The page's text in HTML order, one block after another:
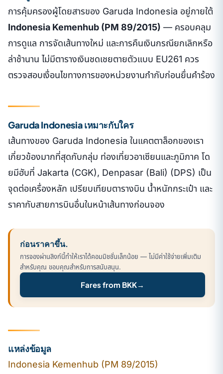
การคุ้มครองผู้โดยสารของ Garuda Indonesia อยู่ภายใต้
Indonesia Kemenhub (PM 89/2015) — ครอบคลุม
การดูแล การจัดเส้นทางใหม่ และการคืนเงินกรณียกเลิกหรือ
ล่าช้านาน ไม่มีตารางเงินชดเชยตายตัวแบบ EU261 ควร
ตรวจสอบเงื่อนไขทางการของหน่วยงานกำกับก่อนยื่นคำร้อง
Garuda Indonesia เหมาะกับใคร
เส้นทางของ Garuda Indonesia ในแคตตาล็อกของเรา
เกี่ยวข้องมากที่สุดกับกลุ่ม ท่องเที่ยวอาเซียนและภูมิภาค โด
ยมีฮับที่ Jakarta (CGK), Denpasar (Bali) (DPS) เป็น
จุดต่อเครื่องหลัก เปรียบเทียบตารางบิน น้ำหนักกระเป๋า และ
ราคากับสายการบินอื่นในหน้าเส้นทางก่อนจอง
ก่อนราคาขึ้น.
การจองผ่านลิงก์นี้ทำให้เราได้คอมมิชชั่นเล็กน้อย — ไม่มีค่าใช้จ่ายเพิ่มเติม
สำหรับคุณ ขอบคุณสำหรับการสนับสนุน.
Fares from BKK→
แหล่งข้อมูล
Indonesia Kemenhub (PM 89/2015)